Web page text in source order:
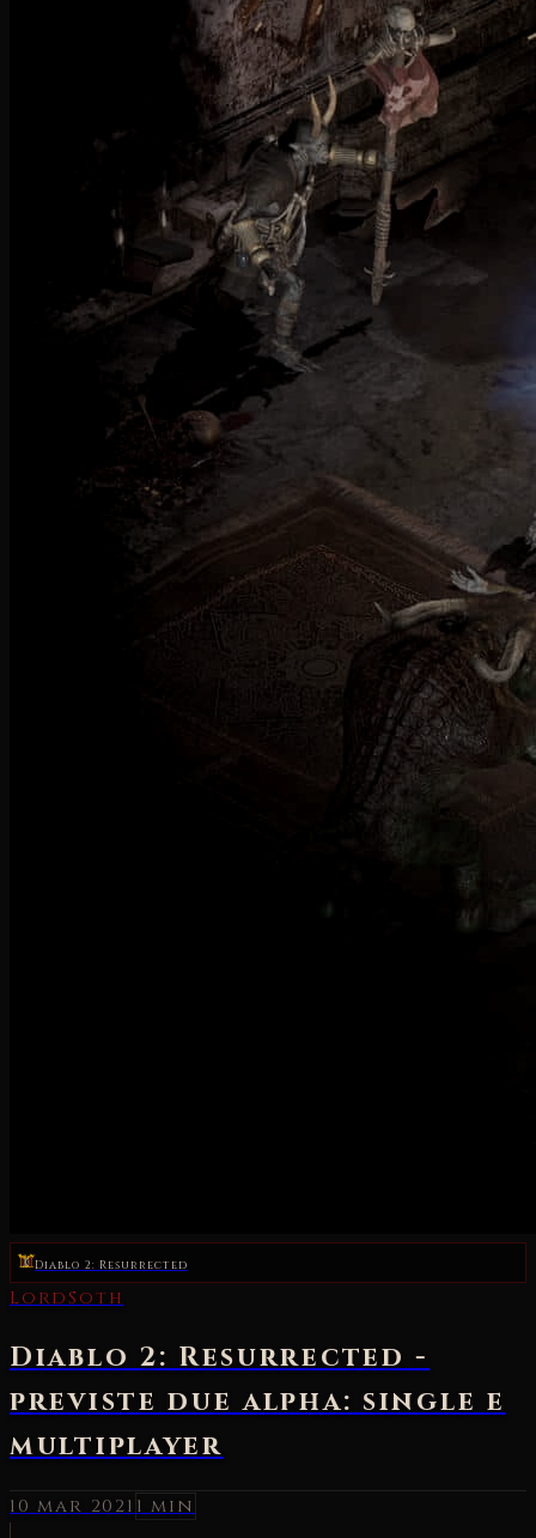
Diablo 2: Resurrected
LordSoth
Diablo 2: Resurrected -
previste due alpha: single e
multiplayer
10 mar 20211 min